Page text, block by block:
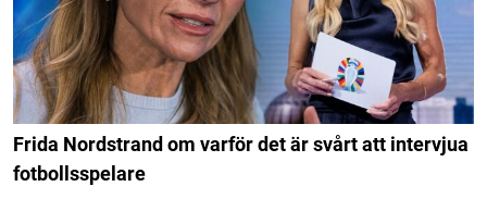
Frida Nordstrand om varför det är svårt att intervjua
fotbollsspelare